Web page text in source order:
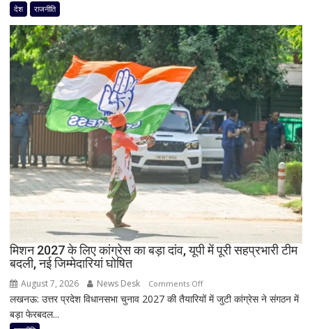
सभी
8
सांसद,
डीलिमिटेशन
बिल
के
बीच
बढ़ी
सियासी
अटकलें
जयंत
चौधरी
को
बड़ा
झटका,
प्रदेश
अध्यक्ष
रामाशीष
राय
ने
से
दिया
इस्तीफा
देश राजनीति
मिशन 2027 के लिए कांग्रेस का बड़ा दांव, यूपी में पूरी सहप्रभारी टीम
बदली, नई जिम्मेदारियां घोषित
August 7, 2026 News Desk Comments Offon
मिशन
लखनऊ: उत्तर प्रदेश विधानसभा चुनाव 2027 की तैयारियों में जुटी कांग्रेस ने संगठन में
बड़ा फेरबदल...